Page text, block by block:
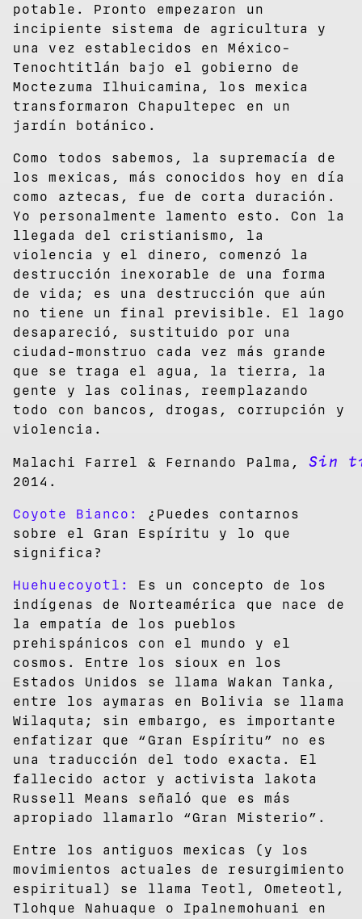
potable. Pronto empezaron un
incipiente sistema de agricultura y
una vez establecidos en México-
Tenochtitlán bajo el gobierno de
Moctezuma Ilhuicamina, los mexica
transformaron Chapultepec en un
jardín botánico.
Como todos sabemos, la supremacía de
los mexicas, más conocidos hoy en día
como aztecas, fue de corta duración.
Yo personalmente lamento esto. Con la
llegada del cristianismo, la
violencia y el dinero, comenzó la
destrucción inexorable de una forma
de vida; es una destrucción que aún
no tiene un final previsible. El lago
desapareció, sustituido por una
ciudad-monstruo cada vez más grande
que se traga el agua, la tierra, la
gente y las colinas, reemplazando
todo con bancos, drogas, corrupción y
violencia.
Malachi Farrel & Fernando Palma,Sin
2014.
Coyote Bianco: ¿Puedes contarnos
sobre el Gran Espíritu y lo que
significa?
Huehuecoyotl: Es un concepto de los
indígenas de Norteamérica que nace de
la empatía de los pueblos
prehispánicos con el mundo y el
cosmos. Entre los sioux en los
Estados Unidos se llama Wakan Tanka,
entre los aymaras en Bolivia se llama
Wilaquta; sin embargo, es importante
enfatizar que “Gran Espíritu” no es
una traducción del todo exacta. El
fallecido actor y activista lakota
Russell Means señaló que es más
apropiado llamarlo “Gran Misterio”.
Entre los antiguos mexicas (y los
movimientos actuales de resurgimiento
espiritual) se llama Teotl, Ometeotl,
Tlohque Nahuaque o Ipalnemohuani en